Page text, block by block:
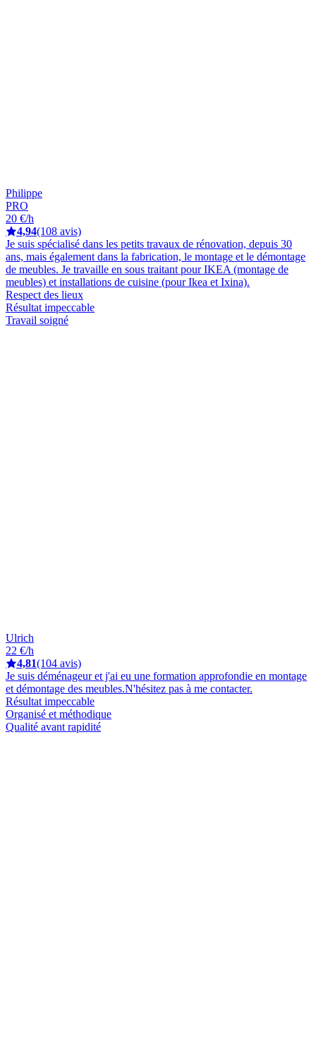
Philippe
PRO
20 €/h
4,94(108 avis)
Je suis spécialisé dans les petits travaux de rénovation, depuis 30
ans, mais également dans la fabrication, le montage et le démontage
de meubles. Je travaille en sous traitant pour IKEA (montage de
meubles) et installations de cuisine (pour Ikea et Ixina).
Respect des lieux
Résultat impeccable
Travail soigné
Ulrich
22 €/h
4,81(104 avis)
Je suis déménageur et j'ai eu une formation approfondie en montage
et démontage des meubles.N'hésitez pas à me contacter.
Résultat impeccable
Organisé et méthodique
Qualité avant rapidité